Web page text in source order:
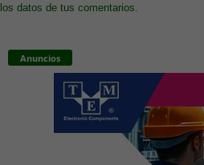
los datos de tus comentarios.
Anuncios